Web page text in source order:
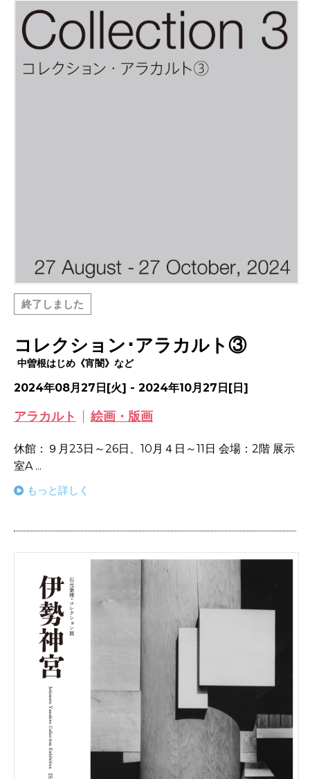
終了しました
コレクション･アラカルト③
中曽根はじめ《宵闇》など
2024年08月27日[火] - 2024年10月27日[日]
アラカルト 絵画・版画
休館：９月23日～26日、10月４日～11日 会場：2階 展示
室A ...
もっと詳しく